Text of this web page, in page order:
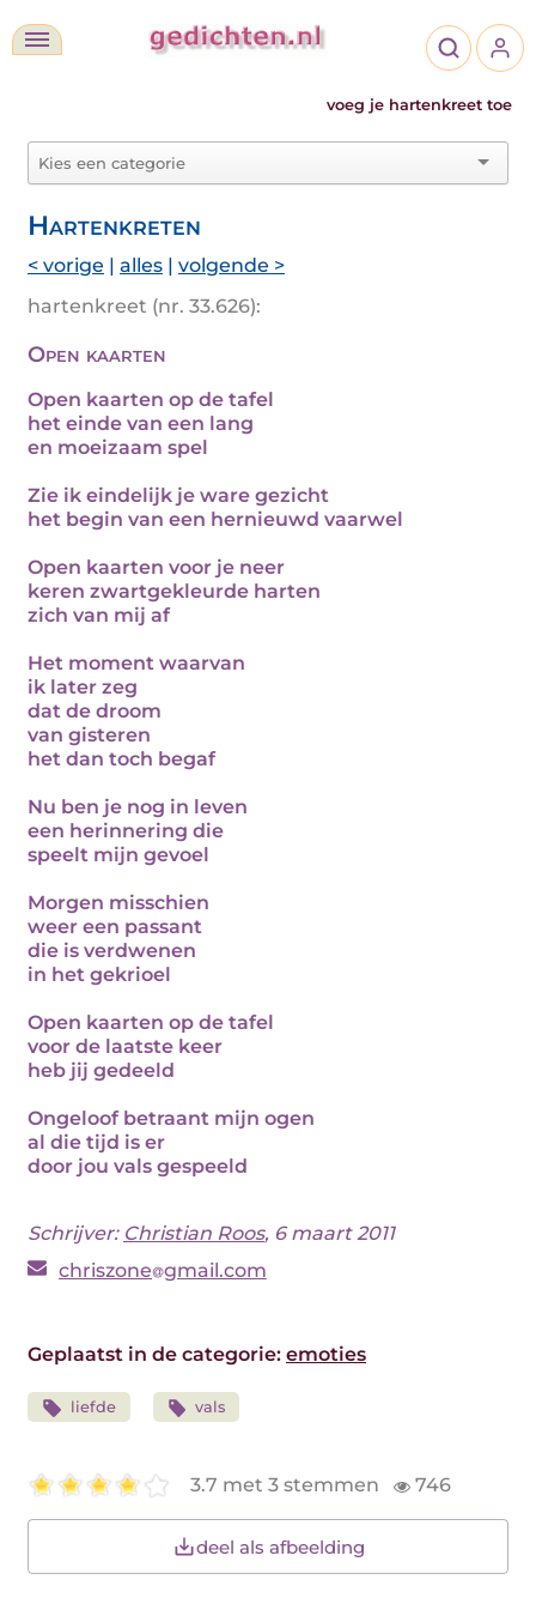
voeg je hartenkreet toe
Hartenkreten
< vorige | alles | volgende >
hartenkreet (nr. 33.626):
Open kaarten
Open kaarten op de tafel
het einde van een lang
en moeizaam spel
Zie ik eindelijk je ware gezicht
het begin van een hernieuwd vaarwel
Open kaarten voor je neer
keren zwartgekleurde harten
zich van mij af
Het moment waarvan
ik later zeg
dat de droom
van gisteren
het dan toch begaf
Nu ben je nog in leven
een herinnering die
speelt mijn gevoel
Morgen misschien
weer een passant
die is verdwenen
in het gekrioel
Open kaarten op de tafel
voor de laatste keer
heb jij gedeeld
Ongeloof betraant mijn ogen
al die tijd is er
door jou vals gespeeld
Schrijver: Christian Roos, 6 maart 2011
chriszone gmail.com
Geplaatst in de categorie: emoties
liefde vals
3.7 met 3 stemmen 746
deel als afbeelding